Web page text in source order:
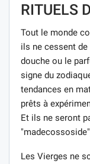
RITUELS
Tout le monde
ils ne cessent
douche ou le
signe du
tendances en
prêts à
Et ils ne seront
Les Vierges ne